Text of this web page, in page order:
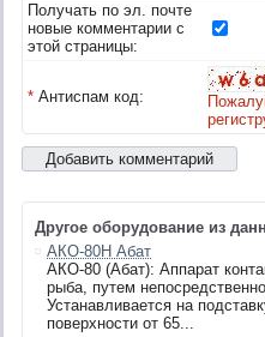
Получать по эл. почте
новые комментарии с
этой страницы:
* Антиспам код:
Другое оборудование из
АКО-80Н Абат
АКО-80 (Абат): Аппарат
рыба, путем
Устанавливается на
поверхности от 65...